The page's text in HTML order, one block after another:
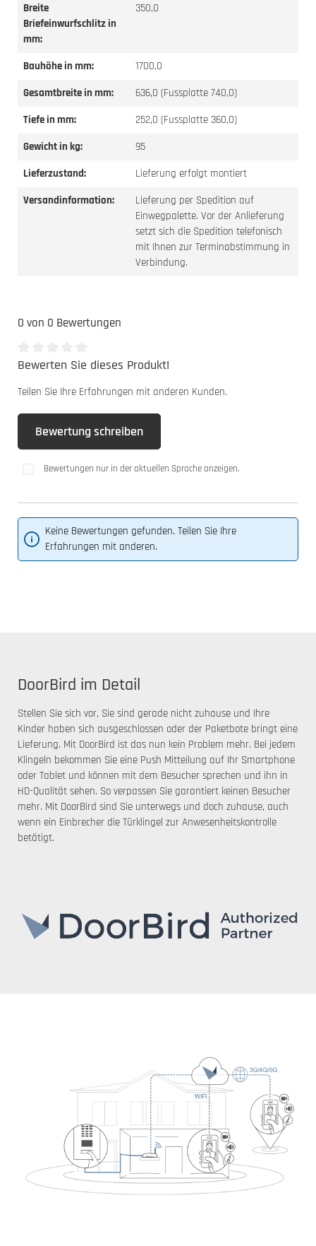
Breite
Briefeinwurfschlitz in
mm:
350,0
Bauhöhe in mm:
1700,0
Gesamtbreite in mm:
636,0 (Fussplatte 740,0)
Tiefe in mm:
252,0 (Fussplatte 360,0)
Gewicht in kg:
95
Lieferzustand:
Lieferung erfolgt montiert
Versandinformation:
Lieferung per Spedition auf
Einwegpalette. Vor der Anlieferung
setzt sich die Spedition telefonisch
mit Ihnen zur Terminabstimmung in
Verbindung.
0 von 0 Bewertungen
Durchschnittliche Bewertung von 0 von 5 Sternen
Bewerten Sie dieses Produkt!
Teilen Sie Ihre Erfahrungen mit anderen Kunden.
Bewertung schreiben
Bewertungen nur in der aktuellen Sprache anzeigen.
Keine Bewertungen gefunden. Teilen Sie Ihre
Erfahrungen mit anderen.
DoorBird im Detail
Stellen Sie sich vor, Sie sind gerade nicht zuhause und Ihre
Kinder haben sich ausgeschlossen oder der Paketbote bringt eine
Lieferung. Mit DoorBird ist das nun kein Problem mehr. Bei jedem
Klingeln bekommen Sie eine Push Mitteilung auf Ihr Smartphone
oder Tablet und können mit dem Besucher sprechen und ihn in
HD-Qualität sehen. So verpassen Sie garantiert keinen Besucher
mehr. Mit DoorBird sind Sie unterwegs und doch zuhause, auch
wenn ein Einbrecher die Türklingel zur Anwesenheitskontrolle
betätigt.